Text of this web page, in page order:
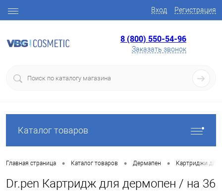
Вход Регистрация
8 (800) 550-54-96
Заказать звонок
Каталог товаров
Главная страница • Каталог товаров • Дермапен • Картриджи для
Dr.pen Картридж для дермопен / на 36